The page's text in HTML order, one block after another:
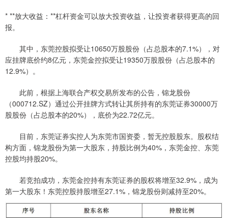
* **放大收益：**杠杆资金可以放大投资收益，让投资者获得更高的回
报。
其中，东莞控股拟受让10650万股股份（占总股本的7.1%），对
应挂牌底价约8亿元，东莞金控拟受让19350万股股份（占总股本的
12.9%）。
此前，根据上海联合产权交易所发布的公告，锦龙股份
（000712.SZ）通过公开挂牌方式转让其所持有的东莞证券30000万
股股份（占总股本的20%），底价为22.72亿元。
目前，东莞证券实控人为东莞市国资委，暂无控股股东。股权结
构方面，锦龙股份为第一大股东，持股比例为40%，东莞金控、东莞
控股均持股20%。
若竞拍成功，东莞金控持有东莞证券的股权将增至32.9%，成为
第一大股东！东莞控股持股增至27.1%，锦龙股份则减持至20%。